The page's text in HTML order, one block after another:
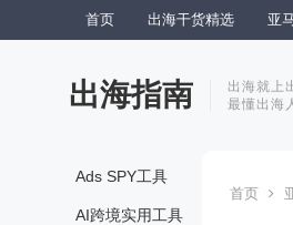
首页 出海干货精选 亚
出海指南
出海就上
最懂出海
Ads SPY工具
AI跨境实用工具
首页